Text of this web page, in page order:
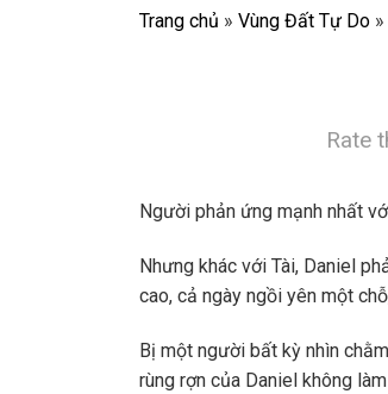
Trang chủ » Vùng Đất Tự Do »
Rate
Người phản ứng mạnh nhất
Nhưng khác với Tài, Daniel
cao, cả ngày ngồi yên một
Bị một người bất kỳ nhìn
rùng rợn của Daniel không